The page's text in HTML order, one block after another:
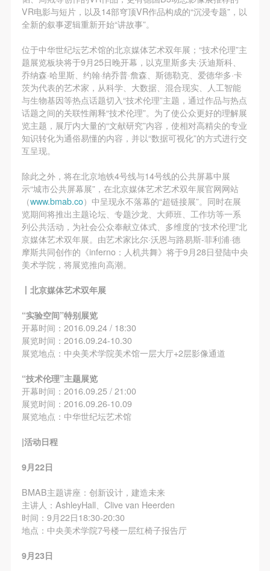
VR电影与短片，以及14部穹顶VR作品构成的“沉浸专题”，以
全新的叙事逻辑重新开始“讲故事”。
位于中华世纪坛艺术馆的北京媒体艺术双年展；“技术伦理”主
题展览板块将于9月25日晚开幕，以克里斯多夫·沃迪斯科、
乔纳森·哈里斯、约翰·纳乔普·詹森、斯德勒克、爱德华多·卡
茨为代表的艺术家，从科学、大数据、混合现实、人工智能
与生物基因等热点话题切入“技术伦理”主题，通过作品与热点
话题之间的关联性阐释“技术伦理”。为了使公众更好的理解展
览主题，展厅内大量的“文献研究”内容，使相对高精尖的专业
知识转化为通俗易懂的内容，并以“数据可视化”的方式进行交
互呈现。
除此之外，将在北京地铁4号线与14号线的公共屏幕中展
示“城市公共屏幕展”，在北京媒体艺术艺术双年展官网网站
（www.bmab.co）中呈现永不落幕的“超链接展”。同时在展
览期间将推出主题论坛、专题沙龙、大师班、工作坊等一系
列公共活动，为社会公众奉献立体式、多维度的“技术伦理”北
京媒体艺术双年展。由艺术家比尔·沃恩与路易斯-菲利浦·德
摩斯共同创作的《inferno：人机共舞》将于9月28日登陆中央
美术学院，将展览推向高潮。
丨北京媒体艺术双年展
“实验空间”特别展览
开幕时间：2016.09.24 / 18:30
展览时间：2016.09.24-10.30
展览地点：中央美术学院美术馆一层大厅+2层影像通道
“技术伦理”主题展览
开幕时间：2016.09.25 / 21:00
展览时间：2016.09.26-10.09
展览地点：中华世纪坛艺术馆
|活动日程
9月22日
BMAB主题讲座：创新设计，建造未来
主讲人：AshleyHall、Clive van Heerden
时间：9月22日18:30-20:30
地点：中央美术学院7号楼一层红椅子报告厅
9月23日